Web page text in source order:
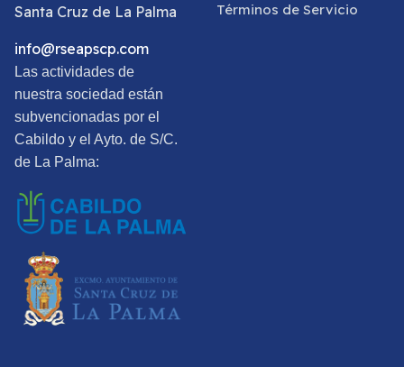
Santa Cruz de La Palma
info@rseapscp.com
Términos de Servicio
Las actividades de
nuestra sociedad están
subvencionadas por el
Cabildo y el Ayto. de S/C.
de La Palma: